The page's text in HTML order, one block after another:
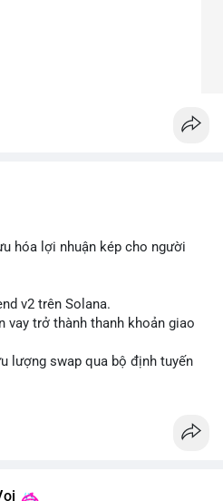
hóa lợi nhuận kép cho người
v2 trên Solana.
vay trở thành thanh khoản giao
lượng swap qua bộ định tuyến
người dùng.